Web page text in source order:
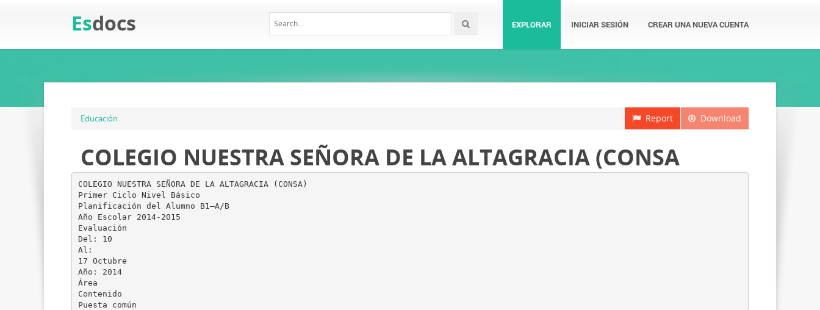
Esdocs EXPLORAR INICIAR SESIÓN CREAR UNA NUEVA CUENTA
Download
Report
Educación
COLEGIO NUESTRA SEÑORA DE LA ALTAGRACIA (CONSA
COLEGIO NUESTRA SEÑORA DE LA ALTAGRACIA (CONSA)
Primer Ciclo Nivel Básico
Planificación del Alumno B1–A/B
Año Escolar 2014-2015
Evaluación
Del: 10
Al:
17 Octubre
Año: 2014
Área
Contenido
Puesta común